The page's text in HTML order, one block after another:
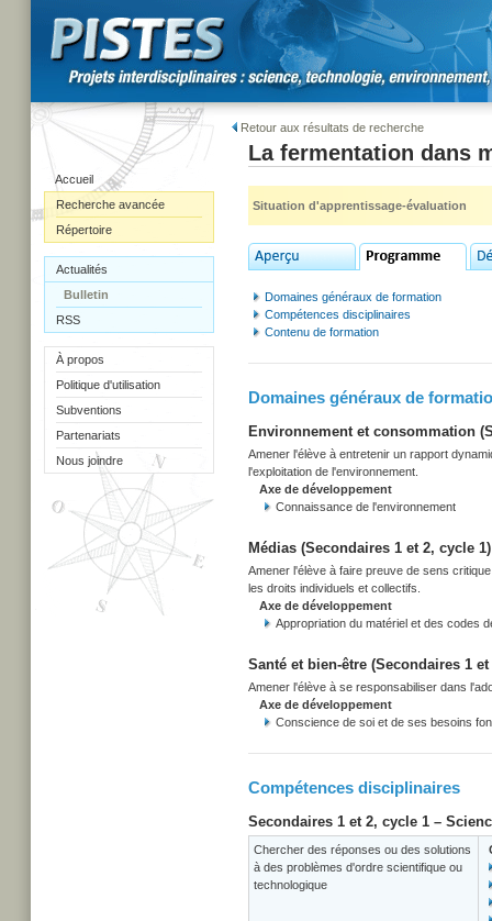
Accueil
Recherche avancée
Répertoire
Actualités
Bulletin
RSS
À propos
Politique d'utilisation
Subventions
Partenariats
Nous joindre
Retour aux résultats de recherche
La fermentation dans
Situation d'apprentissage-évaluation
Domaines généraux de formation
Compétences disciplinaires
Contenu de formation
Domaines généraux de
Environnement et consommation
Amener l'élève à entretenir un rapport
l'exploitation de l'environnement.
Axe de développement
Connaissance de l'environnement
Médias (Secondaires 1 et 2, cycle 1)
Amener l'élève à faire preuve de sens
les droits individuels et collectifs.
Axe de développement
Appropriation du matériel et des codes
Santé et bien-être (Secondaires 1
Amener l'élève à se responsabiliser dans
Axe de développement
Conscience de soi et de ses besoins
Compétences disciplinaires
Secondaires 1 et 2, cycle 1 –
Chercher des réponses ou des solutions
à des problèmes d'ordre scientifique ou
technologique